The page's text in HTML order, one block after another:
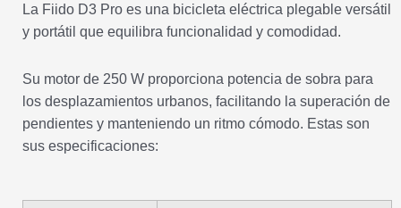
La Fiido D3 Pro es una bicicleta eléctrica plegable versátil
y portátil que equilibra funcionalidad y comodidad.
Su motor de 250 W proporciona potencia de sobra para
los desplazamientos urbanos, facilitando la superación de
pendientes y manteniendo un ritmo cómodo. Estas son
sus especificaciones: